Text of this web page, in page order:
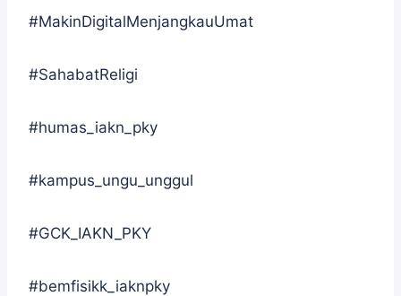
#MakinDigitalMenjangkauUmat
#SahabatReligi
#humas_iakn_pky
#kampus_ungu_unggul
#GCK_IAKN_PKY
#bemfisikk_iaknpky